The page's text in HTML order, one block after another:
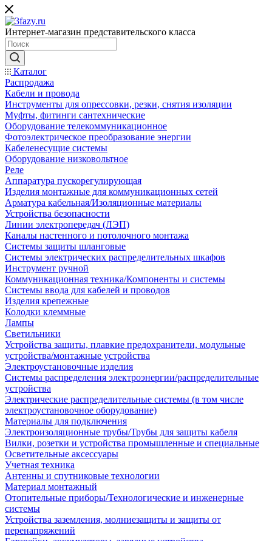
Интернет-магазин представительского класса
Каталог
Распродажа
Кабели и провода
Инструменты для опрессовки, резки, снятия изоляции
Муфты, фитинги сантехнические
Оборудование телекоммуникационное
Фотоэлектрическое преобразование энергии
Кабеленесущие системы
Оборудование низковольтное
Реле
Аппаратура пускорегулирующая
Изделия монтажные для коммуникационных сетей
Арматура кабельная/Изоляционные материалы
Устройства безопасности
Линии электропередач (ЛЭП)
Каналы настенного и потолочного монтажа
Системы защиты шланговые
Системы электрических распределительных шкафов
Инструмент ручной
Коммуникационная техника/Компоненты и системы
Системы ввода для кабелей и проводов
Изделия крепежные
Колодки клеммные
Лампы
Светильники
Устройства защиты, плавкие предохранители, модульные
устройства/монтажные устройства
Электроустановочные изделия
Системы распределения электроэнергии/распределительные
устройства
Электрические распределительные системы (в том числе
электроустановочное оборудование)
Материалы для подключения
Электроизоляционные трубы/Трубы для защиты кабеля
Вилки, розетки и устройства промышленные и специальные
Осветительные аксессуары
Учетная техника
Антенны и спутниковые технологии
Материал монтажный
Отопительные приборы/Технологические и инженерные
системы
Устройства заземления, молниезащиты и защиты от
перенапряжений